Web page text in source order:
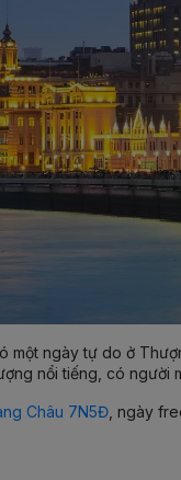
một ngày tự do ở
nổi tiếng, có người
Châu 7N5Đ , ngày